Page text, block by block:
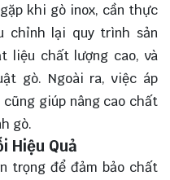
khi gò inox, cần thực
chỉnh lại quy trình sản
liệu chất lượng cao, và
gò. Ngoài ra, việc áp
giúp nâng cao chất
gò.
Hiệu Quả
trọng để đảm bảo chất